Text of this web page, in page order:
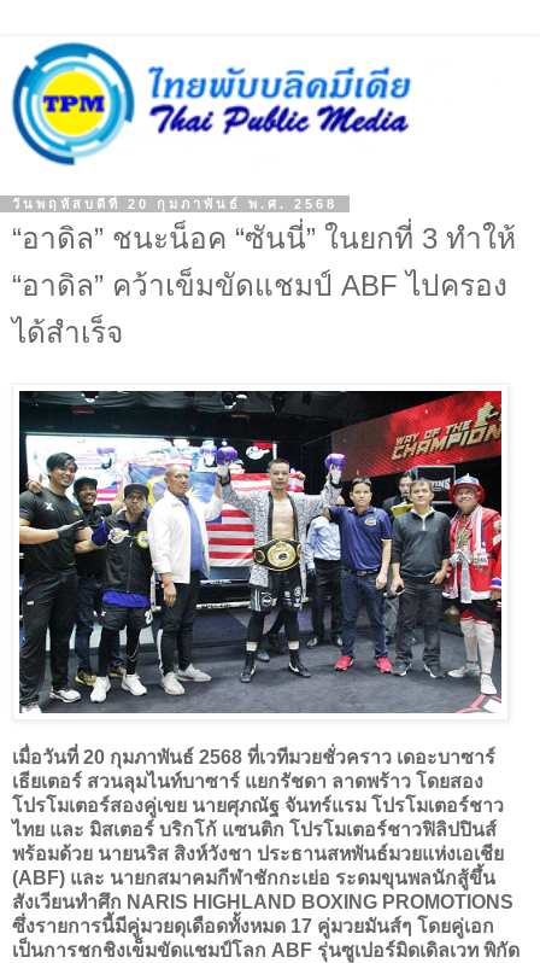
วันพฤหัสบดีที่ 20 กุมภาพันธ์ พ.ศ. 2568
“อาดิล” ชนะน็อค “ซันนี่” ในยกที่ 3 ทำให้
“อาดิล” คว้าเข็มขัดแชมป์ ABF ไปครอง
ได้สำเร็จ
เมื่อวันที่ 20 กุมภาพันธ์ 2568 ที่เวทีมวยชั่วคราว เดอะบาซาร์
เธียเตอร์ สวนลุมไนท์บาซาร์ แยกรัชดา ลาดพร้าว โดยสอง
โปรโมเตอร์สองคู่เขย นายศุภณัฐ จันทร์แรม โปรโมเตอร์ชาว
ไทย และ มิสเตอร์ บริกโก้ แซนติก โปรโมเตอร์ชาวฟิลิปปินส์
พร้อมด้วย นายนริส สิงห์วังชา ประธานสหพันธ์มวยแห่งเอเชีย
(ABF) และ นายกสมาคมกีฬาชักกะเย่อ ระดมขุนพลนักสู้ขึ้น
สังเวียนทำศึก NARIS HIGHLAND BOXING PROMOTIONS
ซึ่งรายการนี้มีคู่มวยดุเดือดทั้งหมด 17 คู่มวยมันส์ๆ โดยคู่เอก
เป็นการชกชิงเข็มขัดแชมป์โลก ABF รุ่นซูเปอร์มิดเดิลเวท พิกัด